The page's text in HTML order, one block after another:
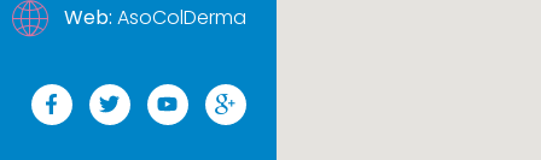
Web: AsoColDerma